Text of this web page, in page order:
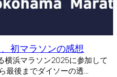
初マラソンの感想
横浜マラソン2025に参加して
最後までダイソーの透…